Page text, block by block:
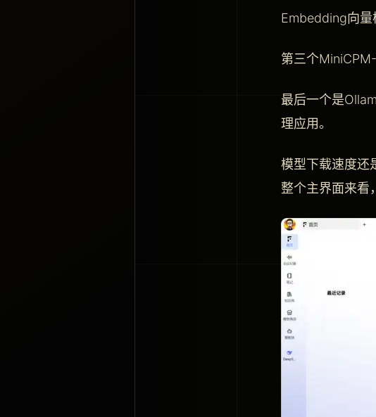
Embedding向量
第三个
最后一个是
理应用。
模型下载速度还
整个主界面来看